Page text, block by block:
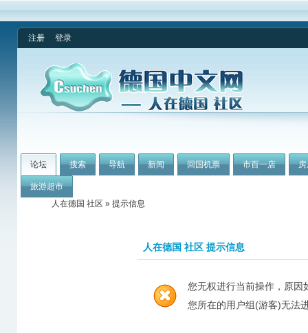
注册 登录
论坛 搜索 导航 新闻 回国机票 市百一店
旅游超市
人在德国 社区 » 提示信息
人在德国 社区 提示信息
您无权进行当前操作，原因
您所在的用户组(游客)无法